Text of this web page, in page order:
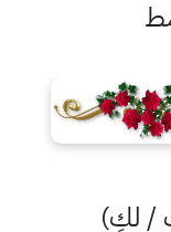
/ لكِ)